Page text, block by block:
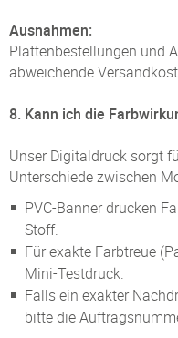
Ausnahmen:
Plattenbestellungen und
abweichende
8. Kann ich die
Unser Digitaldruck sorgt
Unterschiede zwischen
PVC-Banner drucken
Stoff.
Für exakte Farbtreue
Mini-Testdruck.
Falls ein exakter
bitte die